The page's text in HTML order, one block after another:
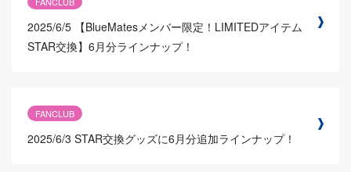
2025/6/5 【BlueMatesメンバー限定！LIMITEDアイテム
STAR交換】6月分ラインナップ！
FANCLUB
2025/6/3 STAR交換グッズに6月分追加ラインナップ！